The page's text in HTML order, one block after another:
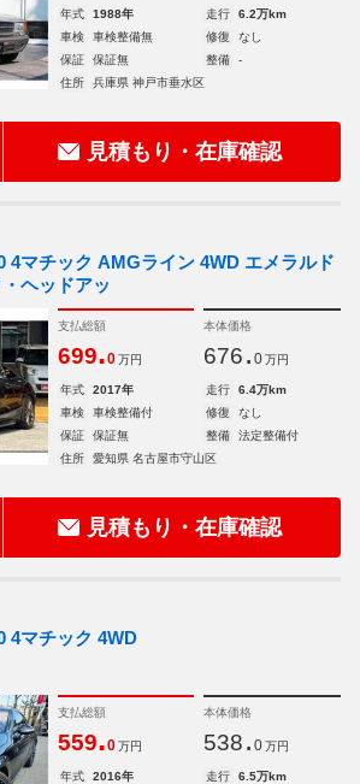
年式 1988年 走行
6.2万km
車検
車検整備無 修復
なし
保証
保証無 整備
-
住所
兵庫県 神戸市垂水区
見積もり・在庫確認
4マチック AMGライン 4WD エメラルド
ヘッドアッ
支払総額
699.0 万円
本体価格
676. 0 万円
年式 2017年 走行
6.4万km
車検
車検整備付 修復
なし
保証
保証無 整備
法定整備付
住所
愛知県 名古屋市守山区
見積もり・在庫確認
4マチック 4WD
支払総額
559.0 万円
本体価格
538. 0 万円
年式 2016年 走行 6.5万km